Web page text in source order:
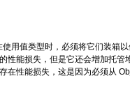
用值类型时，必须将它们装箱
性能损失，但是它还会增加托
性能损失，这是因为必须从